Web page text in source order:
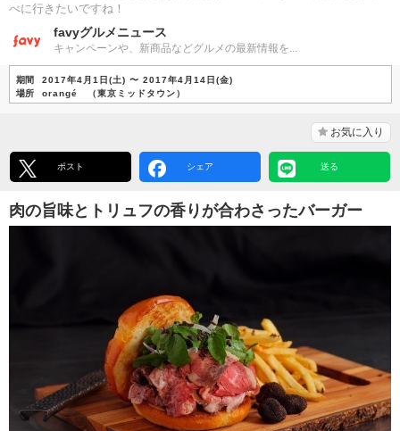
べに行きたいですね！
favyグルメニュース
キャンペーンや、新商品などグルメの最新情報を...
期間
2017年4月1日(土) 〜 2017年4月14日(金)
場所
orangé （東京ミッドタウン）
お気に入り
ポスト シェア 送る
肉の旨味とトリュフの香りが合わさったバーガー